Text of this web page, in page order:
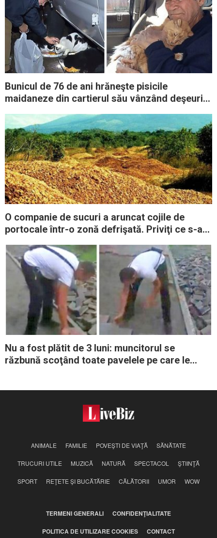
Bunicul de 76 de ani hrăneşte pisicile
maidaneze din cartierul său vânzând deşeuri
O companie de sucuri a aruncat cojile de
portocale într-o zonă defrişată. Priviţi ce s-a
Nu a fost plătit de 3 luni: muncitorul se
răzbună scoţând toate pavelele pe care le
ANIMALE FAMILIE POVEŞTI DE VIAŢĂ SĂNĂTATE
TRUCURI UTILE MUZICĂ NATURĂ SPECTACOL ŞTIINŢĂ
SPORT REŢETE ŞI BUCĂTĂRIE CĂLĂTORII UMOR WOW
TERMENI GENERALI CONFIDENŢIALITATE
POLITICA DE UTILIZARE COOKIES CONTACT